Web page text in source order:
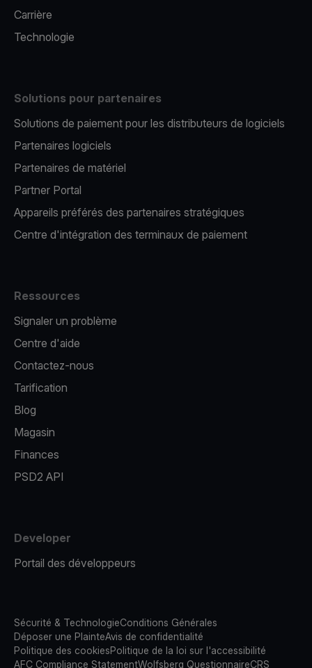
Carrière
Technologie
Solutions pour partenaires
Solutions de paiement pour les distributeurs de logiciels
Partenaires logiciels
Partenaires de matériel
Partner Portal
Appareils préférés des partenaires stratégiques
Centre d'intégration des terminaux de paiement
Ressources
Signaler un problème
Centre d'aide
Contactez-nous
Tarification
Blog
Magasin
Finances
PSD2 API
Developer
Portail des développeurs
Sécurité & TechnologieConditions Générales
Déposer une PlainteAvis de confidentialité
Politique des cookiesPolitique de la loi sur l'accessibilité
AFC Compliance StatementWolfsberg QuestionnaireCRS